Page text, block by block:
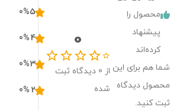
محصول را
پیشنهاد
کرده‌اند
شما هم برای این
محصول دیدگاه
ثبت کنید.
0
از 0 دیدگاه ثبت
شده
5
0%
4
0%
3
0%
2
0%